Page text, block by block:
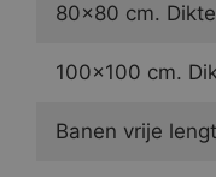
80×80 cm.
100×100 cm.
Banen vrije